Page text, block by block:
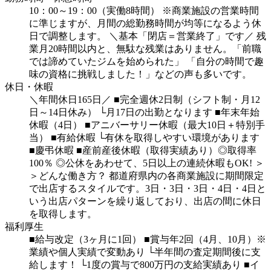
10：00～19：00（実働8時間）
※商業施設の営業時間
に準じますが、月間の総勤務時間が均等になるよう休
日で調整します。
＼基本「閉店＝営業終了」です／ 残
業月20時間以内と、無駄な残業はありません。「前職
では諦めていたジムを始められた」
「自分の時間で趣
味の資格に挑戦しました！」などの声も多いです。
休日・休暇
＼年間休日165日／ ■完全週休2日制（シフト制・月12
日～14日休み）
└月17日の出勤となります ■年末年始
休暇（4日）
■アニバーサリー休暇（最大10日＋特別手
当）
■有給休暇 └有休を取得しやすい環境があります
■慶弔休暇 ■産前産後休暇（取得実績あり）◎取得率
100％ ◎公休をあわせて、5日以上の連続休暇もOK! ＞
＞どんな働き方？ 都道府県内の各商業施設に期間限定
で出店するスタイルです。3日・3日・3日・4日・4日と
いう出店パターンを繰り返しており、出店の間に休日
を取得します。
福利厚生
■給与改定（3ヶ月に1回）
■賞与年2回（4月、10月）※
業績や個人実績で変動あり
└半年間の査定期間後に支
給します！
└1度の賞与で800万円の支給実績あり ■イ